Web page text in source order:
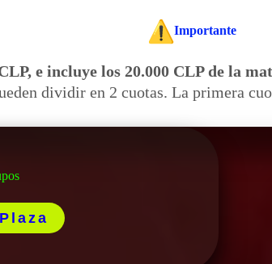
Importante
e incluye los 20.000 CLP de la
dividir en 2 cuotas. La primera